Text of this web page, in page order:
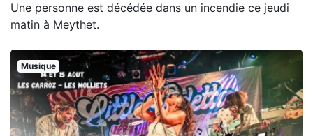
Une personne est décédée dans un incendie ce jeudi
matin à Meythet.
Musique